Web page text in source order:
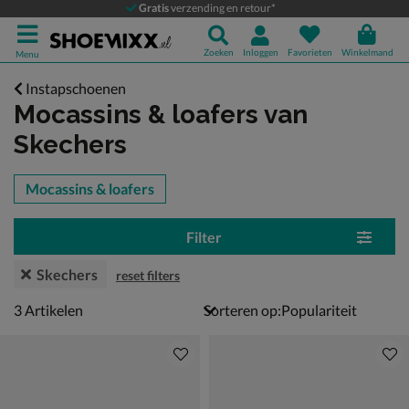
Gratisverzending en retour*
Menu Zoeken Inloggen Favorieten Winkelmand
Instapschoenen
Mocassins & loafers van
Skechers
over
Mocassins & loafers
Filter
Skechers reset filters
3 artikelen
3Artikelen Sorteren op: